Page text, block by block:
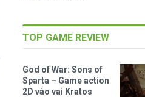
TOP GAME REVIEW
God of War: Sons of
Sparta – Game action
2D vào vai Kratos